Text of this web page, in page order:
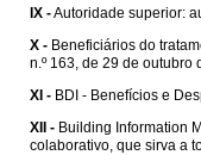
IX -Autoridade superior:
X - Beneficiários do
n.º 163, de 29 de outubro
XI - BDI - Benefícios e
XII - Building Information
colaborativo, que sirva a